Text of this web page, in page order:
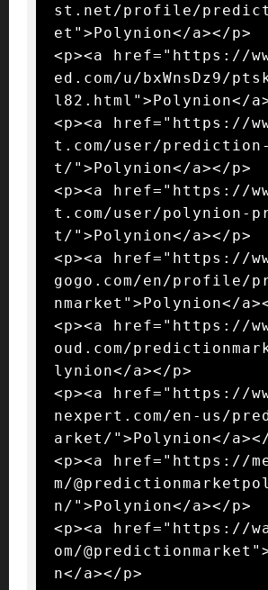
st.net/profile/
et">Polynion</a></p>
<p><a href="https://
ed.com/u/bxWnsDz9/
l82.html">Polynion</
<p><a href="https://
t.com/user/prediction-
t/">Polynion</a></p>
<p><a href="https://
t.com/user/polynion-
t/">Polynion</a></p>
<p><a href="https://
gogo.com/en/profile/
nmarket">Polynion</
<p><a href="https://
oud.com/
lynion</a></p>
<p><a href="https://
nexpert.com/en-us/
arket/">Polynion</
<p><a href="https://
m/
n/">Polynion</a></p>
<p><a href="https://
om/
n</a></p>